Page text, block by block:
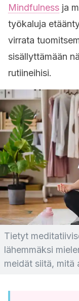
Mindfulness ja
työkaluja
virrata
sisällyttämään
rutiineihisi.
Tietyt
lähemmäksi
meidät siitä, mitä